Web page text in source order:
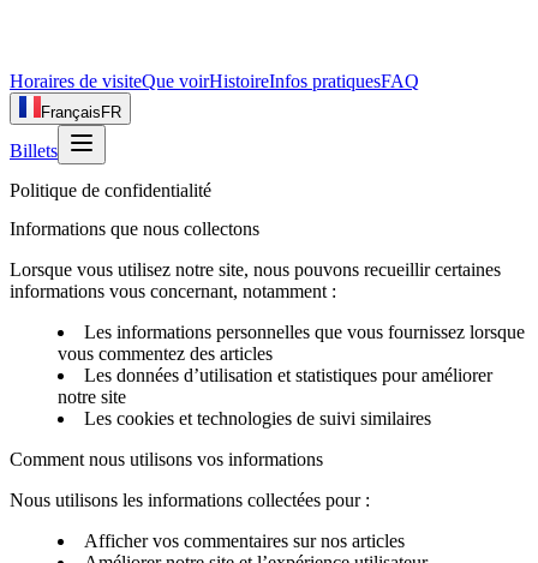
Horaires de visiteQue voirHistoireInfos pratiquesFAQ
Français FR
Billets
Politique de confidentialité
Informations que nous collectons
Lorsque vous utilisez notre site, nous pouvons recueillir certaines
informations vous concernant, notamment :
Les informations personnelles que vous fournissez lorsque
vous commentez des articles
Les données d’utilisation et statistiques pour améliorer
notre site
Les cookies et technologies de suivi similaires
Comment nous utilisons vos informations
Nous utilisons les informations collectées pour :
Afficher vos commentaires sur nos articles